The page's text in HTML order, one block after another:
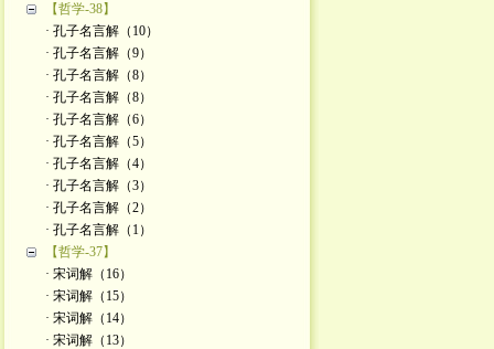
【哲学-38】
· 孔子名言解（10）
· 孔子名言解（9）
· 孔子名言解（8）
· 孔子名言解（8）
· 孔子名言解（6）
· 孔子名言解（5）
· 孔子名言解（4）
· 孔子名言解（3）
· 孔子名言解（2）
· 孔子名言解（1）
【哲学-37】
· 宋词解（16）
· 宋词解（15）
· 宋词解（14）
· 宋词解（13）